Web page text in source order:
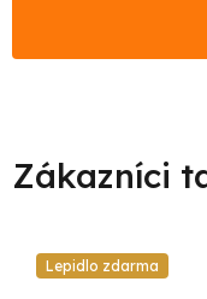
Lepidlo zdarma